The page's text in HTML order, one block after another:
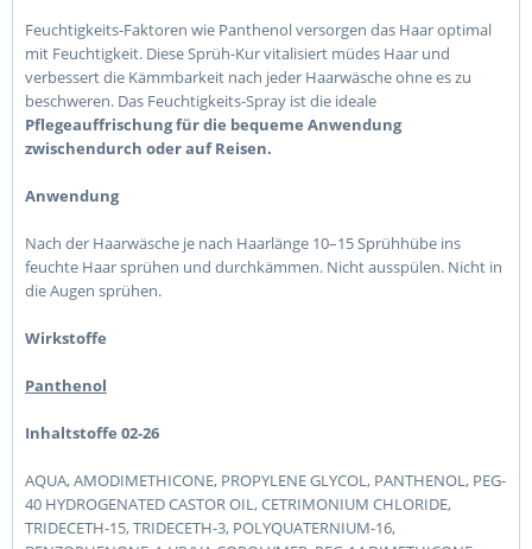
Feuchtigkeits-Faktoren wie Panthenol versorgen das Haar optimal
mit Feuchtigkeit. Diese Sprüh-Kur vitalisiert müdes Haar und
verbessert die Kämmbarkeit nach jeder Haarwäsche ohne es zu
beschweren. Das Feuchtigkeits-Spray ist die ideale
Pflegeauffrischung für die bequeme Anwendung
zwischendurch oder auf Reisen.
Anwendung
Nach der Haarwäsche je nach Haarlänge 10–15 Sprühhübe ins
feuchte Haar sprühen und durchkämmen. Nicht ausspülen. Nicht in
die Augen sprühen.
Wirkstoffe
Panthenol
Inhaltstoffe 02-26
AQUA, AMODIMETHICONE, PROPYLENE GLYCOL, PANTHENOL, PEG-
40 HYDROGENATED CASTOR OIL, CETRIMONIUM CHLORIDE,
TRIDECETH-15, TRIDECETH-3, POLYQUATERNIUM-16,